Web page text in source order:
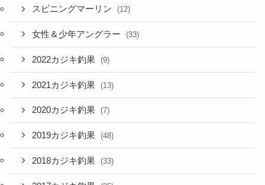
スピニングマーリン (12)
女性＆少年アングラー (33)
2022カジキ釣果 (9)
2021カジキ釣果 (13)
2020カジキ釣果 (7)
2019カジキ釣果 (48)
2018カジキ釣果 (33)